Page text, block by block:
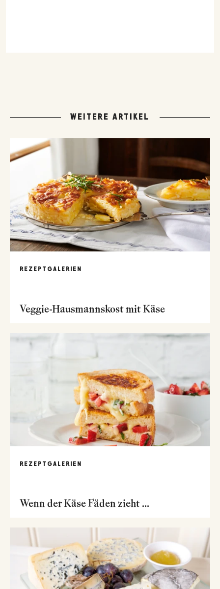
WEITERE ARTIKEL
REZEPTGALERIEN
Veggie-Hausmannskost mit Käse
REZEPTGALERIEN
Wenn der Käse Fäden zieht ...